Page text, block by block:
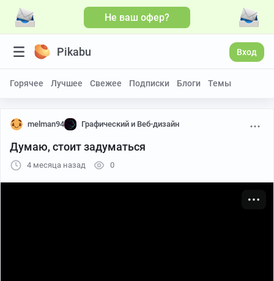
Не ваш офер?
Pikabu Вход
Горячее Лучшее Свежее Подписки Блоги Темы
melman94 Графический и Веб-дизайн
Думаю, стоит задуматься
4 месяца назад 0
Больше видео